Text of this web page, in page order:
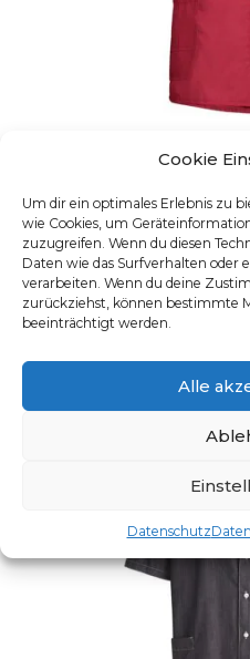
Cookie
Um dir ein optimales Erlebnis zu
wie Cookies, um
zuzugreifen. Wenn du diesen
Daten wie das Surfverhalten oder
verarbeiten. Wenn du deine
zurückziehst, können bestimmte
beeinträchtigt werden.
Alle
Datenschutz
DAMEN-